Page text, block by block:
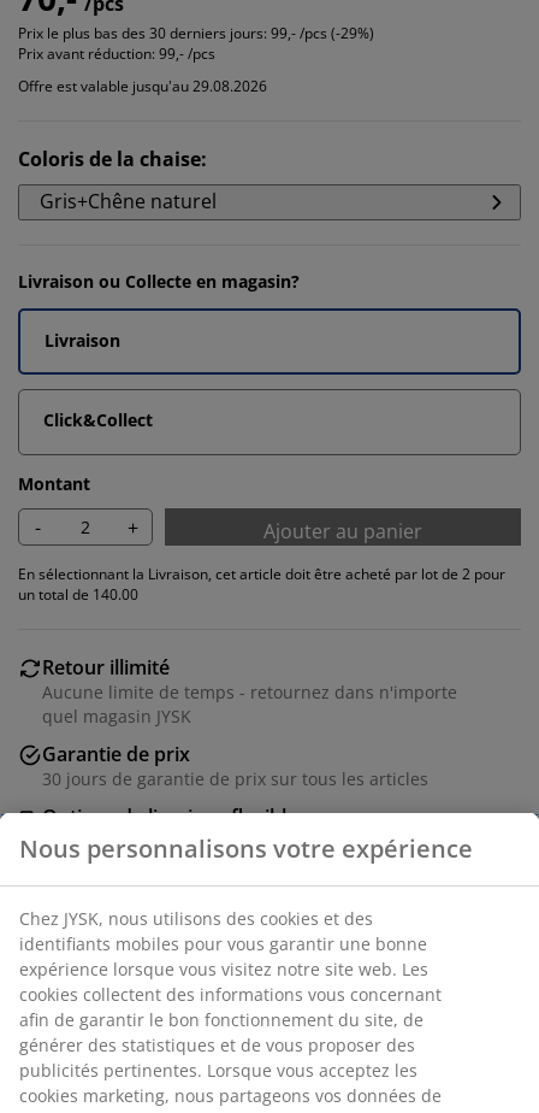
Prix le plus bas des 30 derniers jours: 99,- /pcs (-29%)
Prix avant réduction: 99,- /pcs
Offre est valable jusqu'au 29.08.2026
Coloris de la chaise:
Gris+Chêne naturel
Livraison ou Collecte en magasin?
Livraison
Click&Collect
Montant
- + Ajouter au panier
En sélectionnant la Livraison, cet article doit être acheté par lot de 2 pour
un total de 140.00
Retour illimité
Aucune limite de temps - retournez dans n'importe
quel magasin JYSK
Garantie de prix
30 jours de garantie de prix sur tous les articles
Options de livraison flexibles
Livraison rapide et facile
Chaise de salle à manger avec assise rembourrée et
dossier en tissu velours gris. Pieds en acier aspect
chêne.
Numéro d’article: 3640116
Instructions de montage